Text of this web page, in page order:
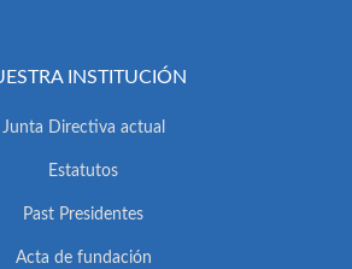
INSTITUCIÓN
Junta Directiva actual
Estatutos
Past Presidentes
Acta de fundación